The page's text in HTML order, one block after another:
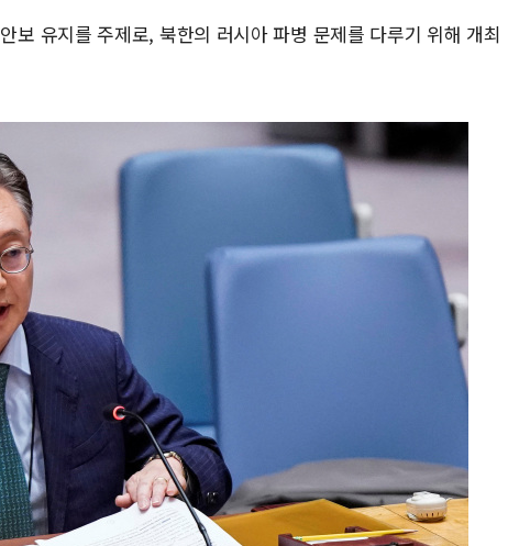
보 유지를 주제로, 북한의 러시아 파병 문제를 다루기 위해 개최